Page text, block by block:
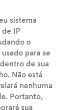
sistema
de IP
o
para se
de sua
Não está
nenhuma
Portanto,
sua